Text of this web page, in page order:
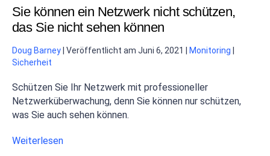
Sie können ein Netzwerk nicht schützen,
das Sie nicht sehen können
Doug Barney Veröffentlicht am Juni 6, 2021 Monitoring
Sicherheit
Schützen Sie Ihr Netzwerk mit professioneller
Netzwerküberwachung, denn Sie können nur schützen,
was Sie auch sehen können.
Weiterlesen